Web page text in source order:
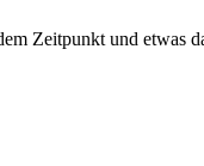
Zeitpunkt und etwas